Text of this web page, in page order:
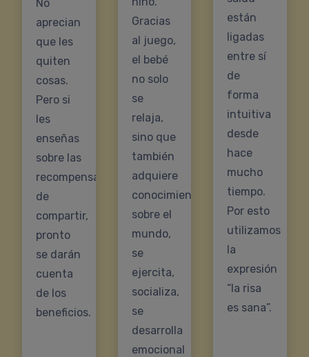
No
aprecian
que les
quiten
cosas.
Pero si
les
enseñas
sobre las
recompensas
de
compartir,
pronto
se darán
cuenta
de los
beneficios.
Gracias
al juego,
el bebé
no solo
se
relaja,
sino que
también
adquiere
conocimientos
sobre el
mundo,
se
ejercita,
socializa,
se
desarrolla
emocional
están
ligadas
entre sí
de
forma
intuitiva
desde
hace
mucho
tiempo.
Por esto
utilizamos
la
expresión
“la risa
es sana”.